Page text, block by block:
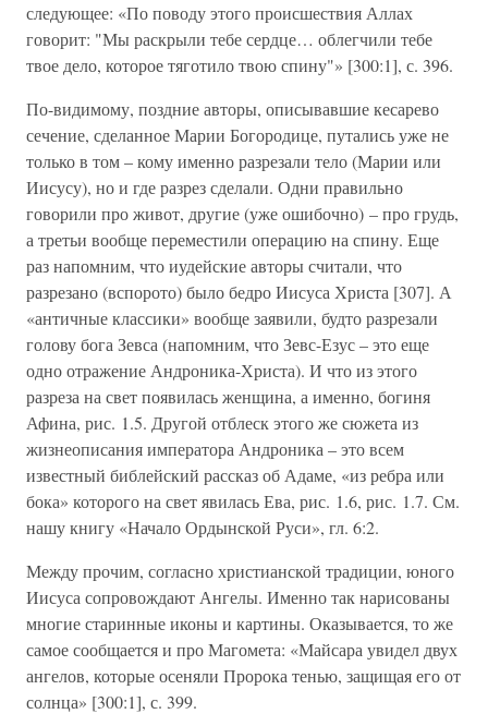
следующее: «По поводу этого происшествия Аллах
говорит: "Мы раскрыли тебе сердце… облегчили тебе
твое дело, которое тяготило твою спину"» [300:1], с. 396.
По-видимому, поздние авторы, описывавшие кесарево
сечение, сделанное Марии Богородице, путались уже не
только в том – кому именно разрезали тело (Марии или
Иисусу), но и где разрез сделали. Одни правильно
говорили про живот, другие (уже ошибочно) – про грудь,
а третьи вообще переместили операцию на спину. Еще
раз напомним, что иудейские авторы считали, что
разрезано (вспорото) было бедро Иисуса Христа [307]. А
«античные классики» вообще заявили, будто разрезали
голову бога Зевса (напомним, что Зевс-Езус – это еще
одно отражение Андроника-Христа). И что из этого
разреза на свет появилась женщина, а именно, богиня
Афина, рис. 1.5. Другой отблеск этого же сюжета из
жизнеописания императора Андроника – это всем
известный библейский рассказ об Адаме, «из ребра или
бока» которого на свет явилась Ева, рис. 1.6, рис. 1.7. См.
нашу книгу «Начало Ордынской Руси», гл. 6:2.
Между прочим, согласно христианской традиции, юного
Иисуса сопровождают Ангелы. Именно так нарисованы
многие старинные иконы и картины. Оказывается, то же
самое сообщается и про Магомета: «Майсара увидел двух
ангелов, которые осеняли Пророка тенью, защищая его от
солнца» [300:1], с. 399.